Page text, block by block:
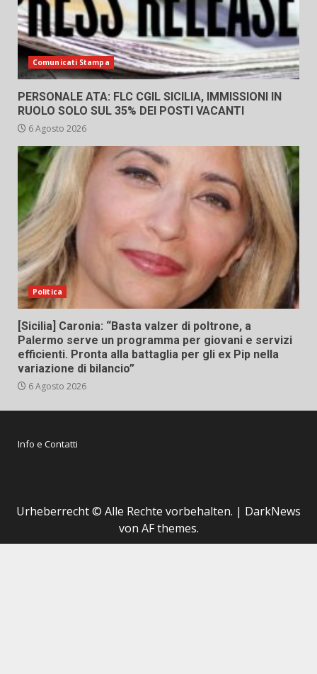
Comunicati Stampa
PERSONALE ATA: FLC CGIL SICILIA, IMMISSIONI IN
RUOLO SOLO SUL 35% DEI POSTI VACANTI
6 Agosto 2026
Politica
[Sicilia] Caronia: “Basta valzer di poltrone, a
Palermo serve un programma per giovani e servizi
efficienti. Pronta alla battaglia per gli ex Pip nella
variazione di bilancio”
6 Agosto 2026
Info e Contatti
Urheberrecht © Alle Rechte vorbehalten. | DarkNews
von AF themes.